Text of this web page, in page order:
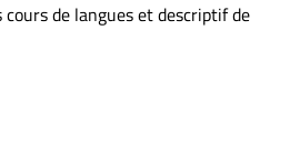
cours de langues et descriptif de